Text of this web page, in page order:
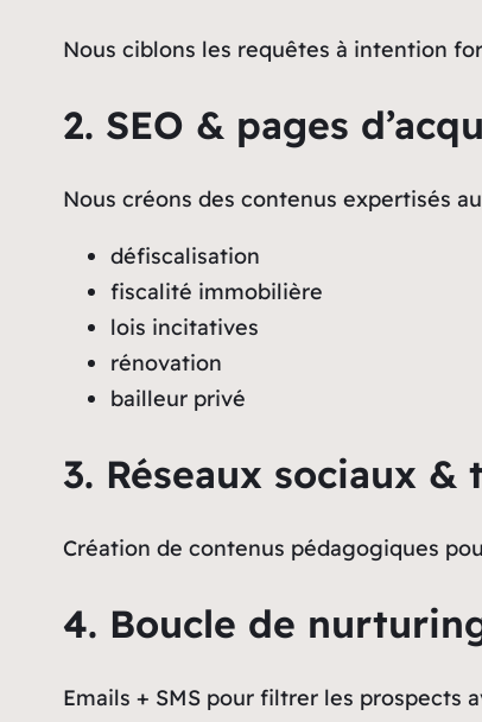
Nous ciblons les requêtes à intention
2. SEO & pages
Nous créons des contenus expertisés
défiscalisation
fiscalité immobilière
lois incitatives
rénovation
bailleur privé
3. Réseaux sociaux
Création de contenus pédagogiques
4. Boucle de
Emails + SMS pour filtrer les prospects